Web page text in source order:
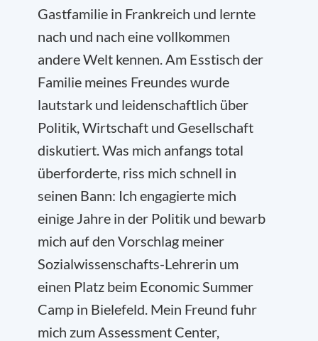
Gastfamilie in Frankreich und lernte
nach und nach eine vollkommen
andere Welt kennen. Am Esstisch der
Familie meines Freundes wurde
lautstark und leidenschaftlich über
Politik, Wirtschaft und Gesellschaft
diskutiert. Was mich anfangs total
überforderte, riss mich schnell in
seinen Bann: Ich engagierte mich
einige Jahre in der Politik und bewarb
mich auf den Vorschlag meiner
Sozialwissenschafts-Lehrerin um
einen Platz beim Economic Summer
Camp in Bielefeld. Mein Freund fuhr
mich zum Assessment Center,